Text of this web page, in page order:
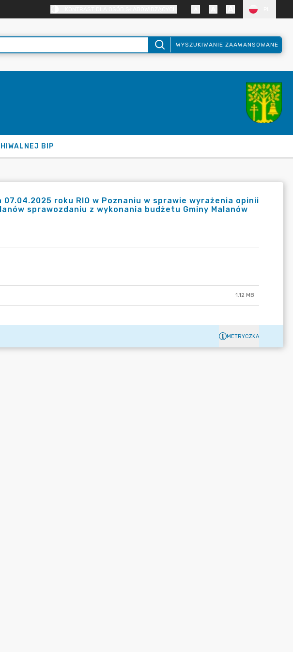
WYSZUKIWANIE ZAAWANSOWANE
BIP
roku RIO w Poznaniu w sprawie wyrażenia opinii
sprawozdaniu z wykonania budżetu Gminy Malanów
1.12 MB
METRYCZKA